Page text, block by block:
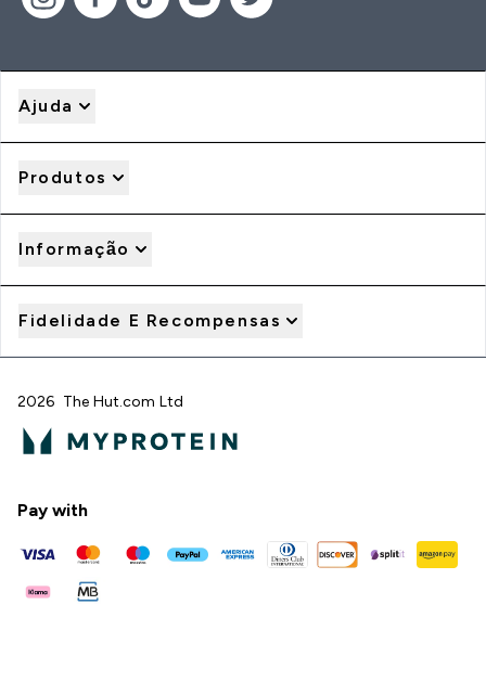
Ajuda
Produtos
Informação
Fidelidade E Recompensas
2026 The Hut.com Ltd
Pay with